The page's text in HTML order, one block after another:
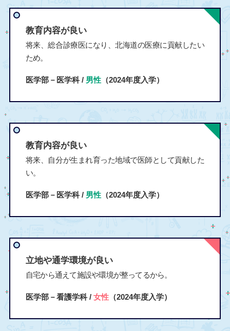
教育内容が良い
将来、総合診療医になり、北海道の医療に貢献したい
ため。
医学部－医学科 / 男性（2024年度入学）
教育内容が良い
将来、自分が生まれ育った地域で医師として貢献した
い。
医学部－医学科 / 男性（2024年度入学）
立地や通学環境が良い
自宅から通えて施設や環境が整ってるから。
医学部－看護学科 / 女性（2024年度入学）